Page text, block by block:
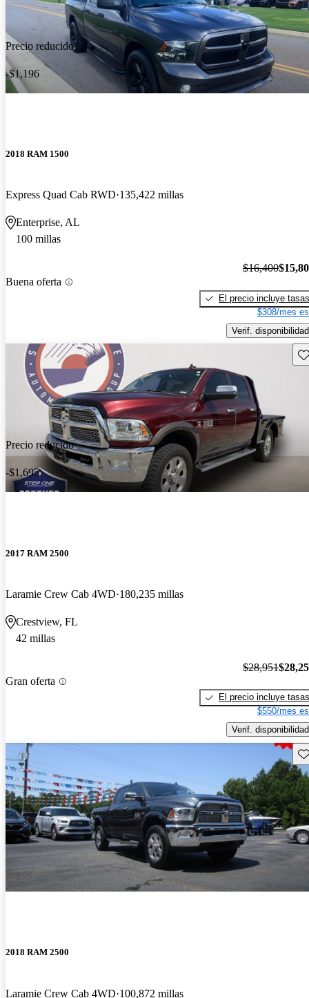
Precio reducido
-$1,196
2018 RAM 1500
Express Quad Cab RWD 135,422 millas
Enterprise, AL
100 millas
Buena oferta
$16,400
El precio incluye tasas
$308/mes
Verif. disponibilidad
Precio reducido
-$1,695
2017 RAM 2500
Laramie Crew Cab 4WD 180,235 millas
Crestview, FL
42 millas
Gran oferta
$28,951
El precio incluye tasas
$550/mes
Verif. disponibilidad
2018 RAM 2500
Laramie Crew Cab 4WD 100,872 millas